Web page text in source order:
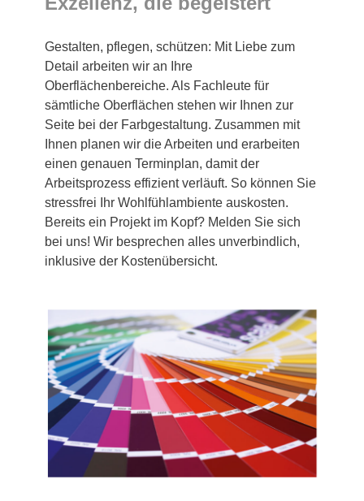
Gestalten, pflegen, schützen: Mit Liebe zum
Detail arbeiten wir an Ihre
Oberflächenbereiche. Als Fachleute für
sämtliche Oberflächen stehen wir Ihnen zur
Seite bei der Farbgestaltung. Zusammen mit
Ihnen planen wir die Arbeiten und erarbeiten
einen genauen Terminplan, damit der
Arbeitsprozess effizient verläuft. So können Sie
stressfrei Ihr Wohlfühlambiente auskosten.
Bereits ein Projekt im Kopf? Melden Sie sich
bei uns! Wir besprechen alles unverbindlich,
inklusive der Kostenübersicht.